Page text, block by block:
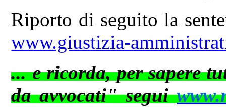
Riporto di seguito la
www.giustizia-
... e ricorda, per sapere
da avvocati" segui